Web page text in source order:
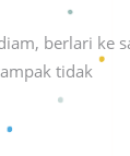
berlari ke
tidak